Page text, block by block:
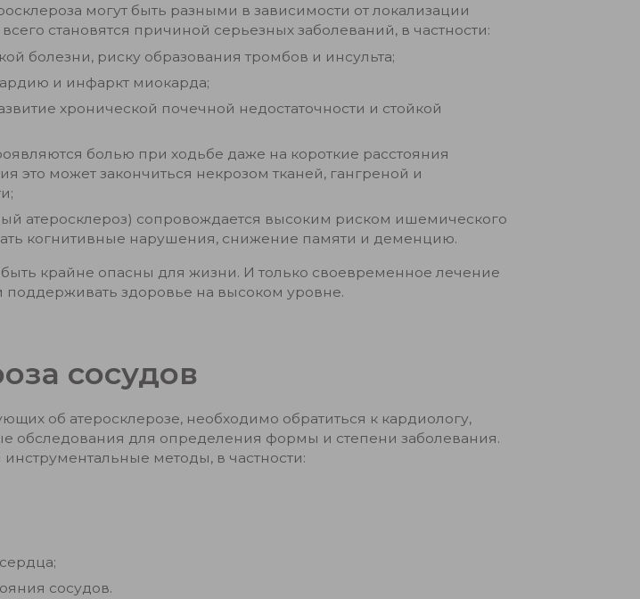
могут быть разными в зависимости от локализации
становятся причиной серьезных заболеваний, в частности:
болезни, риску образования тромбов и инсульта;
и инфаркт миокарда;
хронической почечной недостаточности и стойкой
болью при ходьбе даже на короткие расстояния
это может закончиться некрозом тканей, гангреной и
атеросклероз) сопровождается высоким риском ишемического
когнитивные нарушения, снижение памяти и деменцию.
крайне опасны для жизни. И только своевременное лечение
поддерживать здоровье на высоком уровне.
сосудов
об атеросклерозе, необходимо обратиться к кардиологу,
обследования для определения формы и степени заболевания.
методы, в частности:
сосудов.